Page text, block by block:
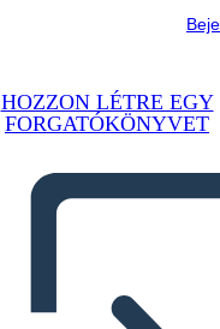
HOZZON LÉTRE EGY
FORGATÓKÖNYVET